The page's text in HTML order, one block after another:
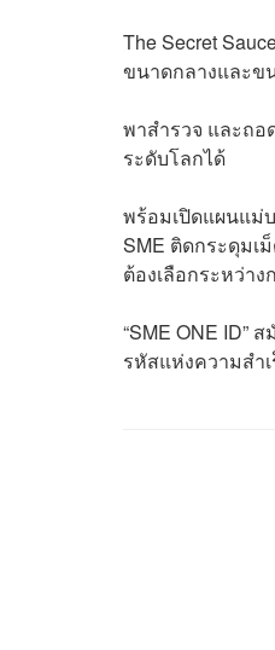
The Secret
ขนาดกลางและข
พาสำรวจ และถอ
ระดับโลกได้
พร้อมเปิดแผนแม่
SME ติดกระดุมเ
ต้องเลือกระหว่า
“SME ONE ID”
รหัสแห่งความสำ